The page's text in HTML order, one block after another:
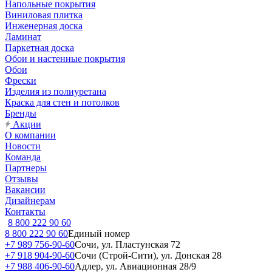
Напольные покрытия
Виниловая плитка
Инженерная доска
Ламинат
Паркетная доска
Обои и настенные покрытия
Обои
Фрески
Изделия из полиуретана
Краска для стен и потолков
Бренды
Акции
О компании
Новости
Команда
Партнеры
Отзывы
Вакансии
Дизайнерам
Контакты
8 800 222 90 60
8 800 222 90 60Единый номер
+7 989 756-90-60Сочи, ул. Пластунская 72
+7 918 904-90-60Сочи (Строй-Сити), ул. Донская 28
+7 988 406-90-60Адлер, ул. Авиационная 28/9